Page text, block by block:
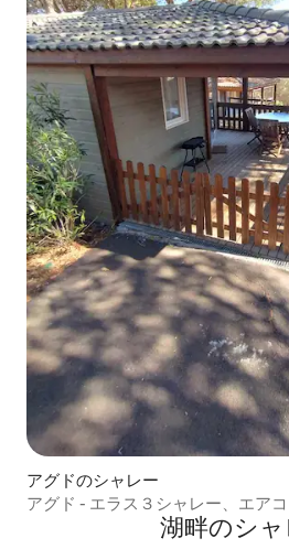
アグドのシャレー
アグド - エラス３シャレー、エア
湖畔のシ